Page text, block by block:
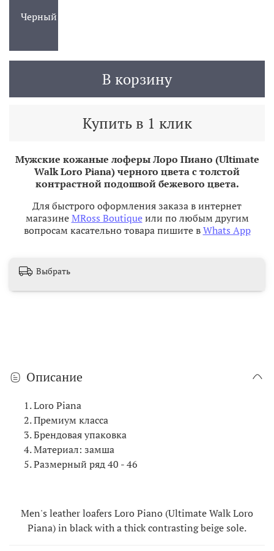
В корзину
Купить в 1 клик
Черный
Мужские кожаные лоферы Лоро Пиано (Ultimate
Walk Loro Piana) черного цвета с толстой
контрастной подошвой бежевого цвета.
Для быстрого оформления заказа в интернет
магазинеMRoss Boutiqueили по любым другим
вопросам касательно товара пишите вWhats App
Выбрать
Описание
Loro Piana
Премиум класса
Брендовая упаковка
Материал: замша
Размерный ряд 40 - 46
Men's leather loafers Loro Piano (Ultimate Walk Loro
Piana) in black with a thick contrasting beige sole.